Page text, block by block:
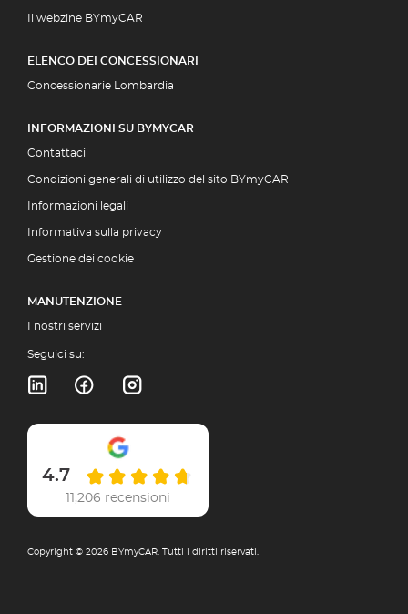
Il webzine BYmyCAR
ELENCO DEI CONCESSIONARI
Concessionarie Lombardia
INFORMAZIONI SU BYMYCAR
Contattaci
Condizioni generali di utilizzo del sito BYmyCAR
Informazioni legali
Informativa sulla privacy
Gestione dei cookie
MANUTENZIONE
I nostri servizi
Seguici su:
4.7
11,206 recensioni
Copyright © 2026 BYmyCAR. Tutti i diritti riservati.